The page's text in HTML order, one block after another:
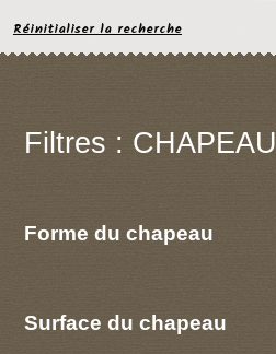
Réinitialiser la recherche
Filtres : CHAPEAU
Forme du chapeau
Surface du chapeau